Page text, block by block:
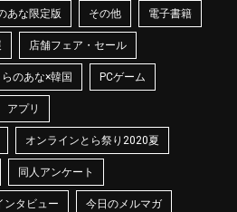
あな限定版 その他 電子書籍
店舗フェア・セール
らのあな×韓国 PCゲーム
アプリ
オンラインとら祭り2020夏
同人アンケート
ンタビュー 今日のメルマガ